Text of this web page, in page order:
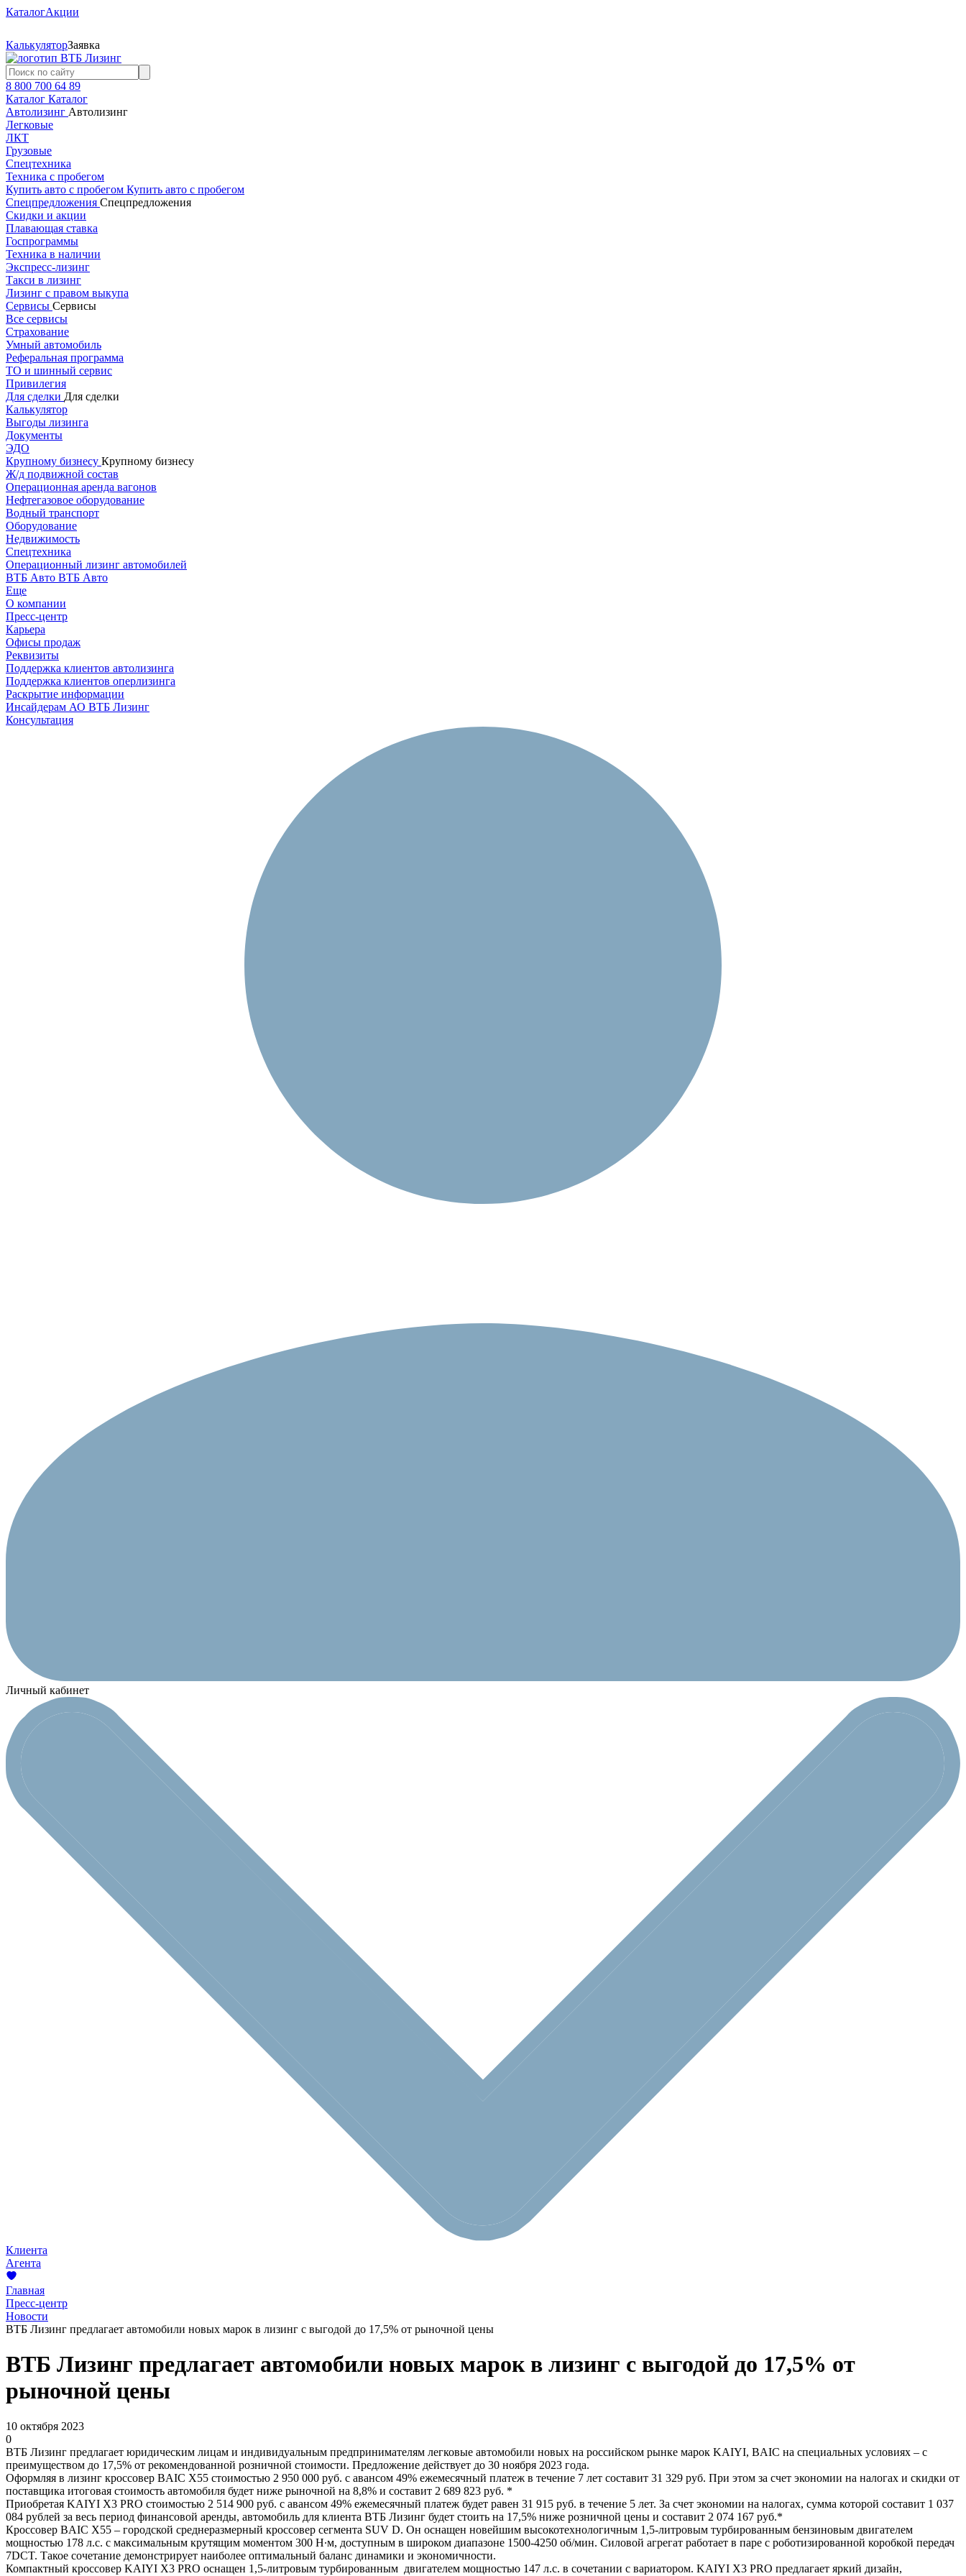
КаталогАкции
КалькуляторЗаявка
8 800 700 64 89
Каталог Каталог
Автолизинг Автолизинг
Легковые
ЛКТ
Грузовые
Спецтехника
Техника с пробегом
Купить авто с пробегом Купить авто с пробегом
Спецпредложения Спецпредложения
Скидки и акции
Плавающая ставка
Госпрограммы
Техника в наличии
Экспресс-лизинг
Такси в лизинг
Лизинг с правом выкупа
Сервисы Сервисы
Все сервисы
Страхование
Умный автомобиль
Реферальная программа
ТО и шинный сервис
Привилегия
Для сделки Для сделки
Калькулятор
Выгоды лизинга
Документы
ЭДО
Крупному бизнесу Крупному бизнесу
Ж/д подвижной состав
Операционная аренда вагонов
Нефтегазовое оборудование
Водный транспорт
Оборудование
Недвижимость
Спецтехника
Операционный лизинг автомобилей
ВТБ Авто ВТБ Авто
Еще
О компании
Пресс-центр
Карьера
Офисы продаж
Реквизиты
Поддержка клиентов автолизинга
Поддержка клиентов оперлизинга
Раскрытие информации
Инсайдерам АО ВТБ Лизинг
Консультация
Личный кабинет
Клиента
Агента
Главная
Пресс-центр
Новости
ВТБ Лизинг предлагает автомобили новых марок в лизинг с выгодой до 17,5% от рыночной цены
ВТБ Лизинг предлагает автомобили новых марок в лизинг с выгодой до 17,5% от
рыночной цены
10 октября 2023
0
ВТБ Лизинг предлагает юридическим лицам и индивидуальным предпринимателям легковые автомобили новых на российском рынке марок KAIYI, BAIC на специальных условиях – с
преимуществом до 17,5% от рекомендованной розничной стоимости. Предложение действует до 30 ноября 2023 года.
Оформляя в лизинг кроссовер BAIC X55 стоимостью 2 950 000 руб. с авансом 49% ежемесячный платеж в течение 7 лет составит 31 329 руб. При этом за счет экономии на налогах и скидки от
поставщика итоговая стоимость автомобиля будет ниже рыночной на 8,8% и составит 2 689 823 руб. *
Приобретая KAIYI X3 PRO стоимостью 2 514 900 руб. с авансом 49% ежемесячный платеж будет равен 31 915 руб. в течение 5 лет. За счет экономии на налогах, сумма которой составит 1 037
084 рублей за весь период финансовой аренды, автомобиль для клиента ВТБ Лизинг будет стоить на 17,5% ниже розничной цены и составит 2 074 167 руб.*
Кроссовер BAIC X55 – городской среднеразмерный кроссовер сегмента SUV D. Он оснащен новейшим высокотехнологичным 1,5-литровым турбированным бензиновым двигателем
мощностью 178 л.с. с максимальным крутящим моментом 300 Н∙м, доступным в широком диапазоне 1500-4250 об/мин. Силовой агрегат работает в паре с роботизированной коробкой передач
7DCT. Такое сочетание демонстрирует наиболее оптимальный баланс динамики и экономичности.
Компактный кроссовер KAIYI X3 PRO оснащен 1,5-литровым турбированным двигателем мощностью 147 л.с. в сочетании с вариатором. KAIYI X3 PRO предлагает яркий дизайн,